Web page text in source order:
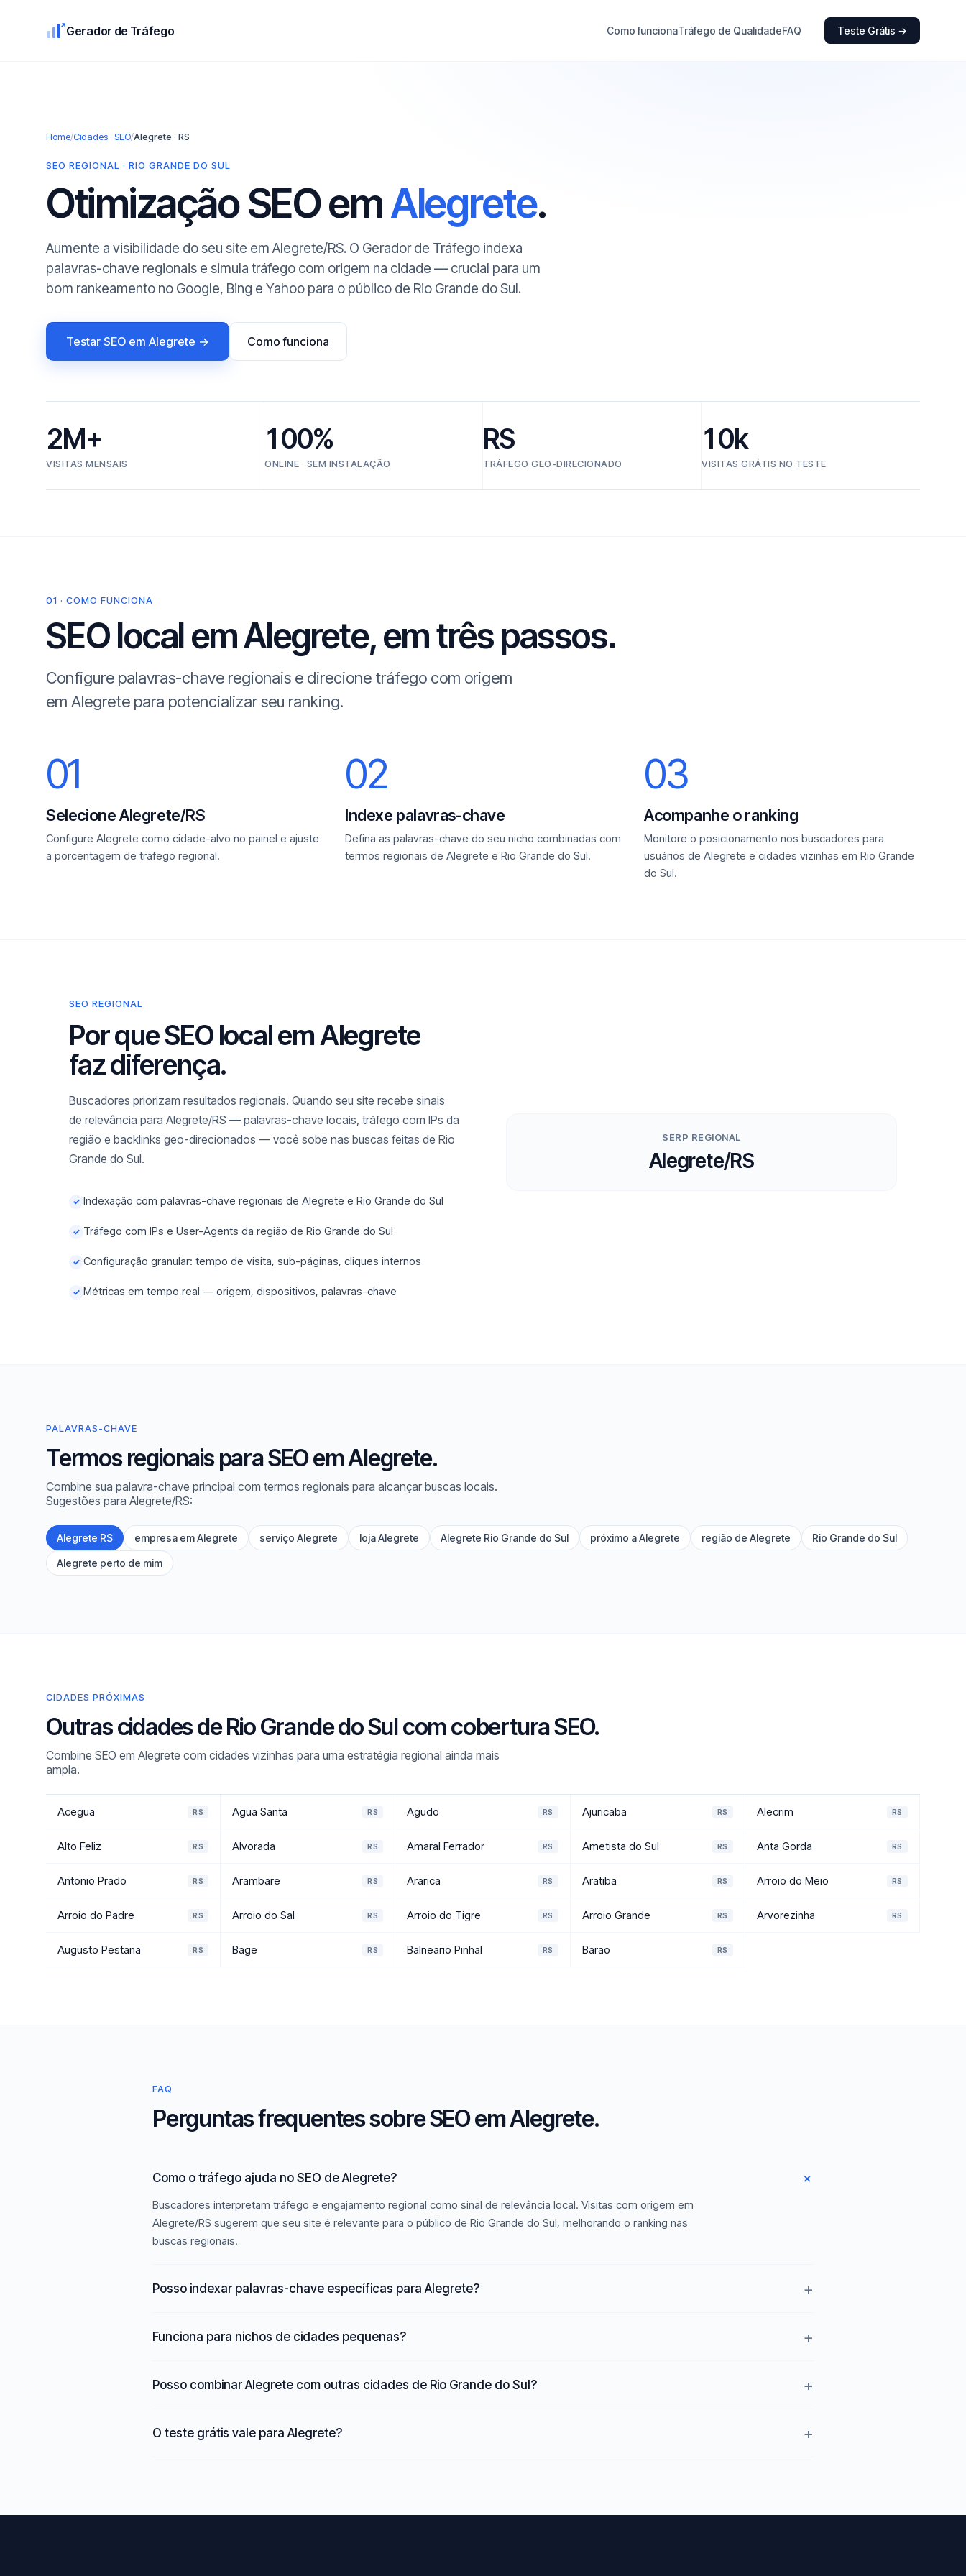
Gerador de Tráfego Como funcionaTráfego de QualidadeFAQ Teste Grátis →
Home/Cidades · SEO/Alegrete · RS
SEO REGIONAL · RIO GRANDE DO SUL
Otimização SEO emAlegrete.
Aumente a visibilidade do seu site em Alegrete/RS. O Gerador de Tráfego indexa
palavras-chave regionais e simula tráfego com origem na cidade — crucial para um
bom rankeamento no Google, Bing e Yahoo para o público de Rio Grande do Sul.
Testar SEO em Alegrete → Como funciona
2M+
VISITAS MENSAIS
100%
ONLINE · SEM INSTALAÇÃO
RS
TRÁFEGO GEO-DIRECIONADO
10k
VISITAS GRÁTIS NO TESTE
01 · COMO FUNCIONA
SEO local em Alegrete, em três passos.
Configure palavras-chave regionais e direcione tráfego com origem
em Alegrete para potencializar seu ranking.
01
Selecione Alegrete/RS
Configure Alegrete como cidade-alvo no painel e ajuste
a porcentagem de tráfego regional.
02
Indexe palavras-chave
Defina as palavras-chave do seu nicho combinadas com
termos regionais de Alegrete e Rio Grande do Sul.
03
Acompanhe o ranking
Monitore o posicionamento nos buscadores para
usuários de Alegrete e cidades vizinhas em Rio Grande
do Sul.
SEO REGIONAL
Por que SEO local em Alegrete
faz diferença.
Buscadores priorizam resultados regionais. Quando seu site recebe sinais
de relevância para Alegrete/RS — palavras-chave locais, tráfego com IPs da
região e backlinks geo-direcionados — você sobe nas buscas feitas de Rio
Grande do Sul.
✓ Indexação com palavras-chave regionais de Alegrete e Rio Grande do Sul
✓ Tráfego com IPs e User-Agents da região de Rio Grande do Sul
✓ Configuração granular: tempo de visita, sub-páginas, cliques internos
✓ Métricas em tempo real — origem, dispositivos, palavras-chave
SERP REGIONAL
Alegrete/RS
PALAVRAS-CHAVE
Termos regionais para SEO em Alegrete.
Combine sua palavra-chave principal com termos regionais para alcançar buscas locais.
Sugestões para Alegrete/RS:
Alegrete RS empresa em Alegrete serviço Alegrete loja Alegrete Alegrete Rio Grande do Sul próximo a Alegrete região de Alegrete Rio Grande do Sul
Alegrete perto de mim
CIDADES PRÓXIMAS
Outras cidades de Rio Grande do Sul com cobertura SEO.
Combine SEO em Alegrete com cidades vizinhas para uma estratégia regional ainda mais
ampla.
Acegua RS Agua Santa RS Agudo RS Ajuricaba RS Alecrim RS
Alto Feliz RS Alvorada RS Amaral Ferrador RS Ametista do Sul RS Anta Gorda RS
Antonio Prado RS Arambare RS Ararica RS Aratiba RS Arroio do Meio RS
Arroio do Padre RS Arroio do Sal RS Arroio do Tigre RS Arroio Grande RS Arvorezinha RS
Augusto Pestana RS Bage RS Balneario Pinhal RS Barao RS
FAQ
Perguntas frequentes sobre SEO em Alegrete.
Como o tráfego ajuda no SEO de Alegrete?
Buscadores interpretam tráfego e engajamento regional como sinal de relevância local. Visitas com origem em
Alegrete/RS sugerem que seu site é relevante para o público de Rio Grande do Sul, melhorando o ranking nas
buscas regionais.
Posso indexar palavras-chave específicas para Alegrete?
Funciona para nichos de cidades pequenas?
Posso combinar Alegrete com outras cidades de Rio Grande do Sul?
O teste grátis vale para Alegrete?